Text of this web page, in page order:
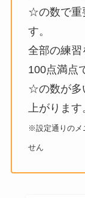
☆の数で重
す。
全部の練
100点満点
☆の数が多
上がります
※設定通りのメ
せん